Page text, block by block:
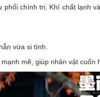
chính trị. Khí chất lạnh
vừa si tình.
mẽ, giúp nhân vật cuốn